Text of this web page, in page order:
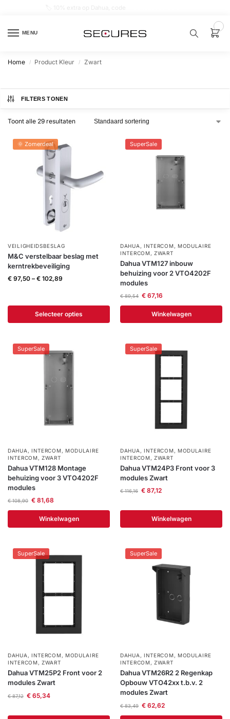
MENU
P
P
Alarm
samenstellen
installatie
Alarmsystemen
&
Intercom
Branddetectie
Inbraakbeveiliging
Help &
service
Home / Product Kleur / Zwart
FILTERS TONEN
Toont alle 29 resultaten
🌞 Zomerdeal
VEILIGHEIDSBESLAG
M&C verstelbaar beslag met
kerntrekbeveiliging
€ 97,50 – € 102,89
Selecteer opties
SuperSale
DAHUA , INTERCOM, MODULAIRE
INTERCOM,ZWART
Dahua VTM127 inbouw
behuizing voor 2 VTO4202F
modules
€89,54 €67,16
Winkelwagen
SuperSale
DAHUA , INTERCOM, MODULAIRE
INTERCOM,ZWART
Dahua VTM128 Montage
behuizing voor 3 VTO4202F
modules
€108,90 €81,68
Winkelwagen
SuperSale
DAHUA , INTERCOM, MODULAIRE
INTERCOM,ZWART
Dahua VTM24P3 Front voor 3
modules Zwart
€116,16 €87,12
Winkelwagen
SuperSale
DAHUA , INTERCOM , MODULAIRE
INTERCOM ,ZWART
Dahua VTM25P2 Front voor 2
modules Zwart
€87,12 €65,34
SuperSale
DAHUA , INTERCOM , MODULAIRE
INTERCOM ,ZWART
Dahua VTM26R2 2 Regenkap
Opbouw VTO42xx t.b.v. 2
modules Zwart
€83,49 €62,62